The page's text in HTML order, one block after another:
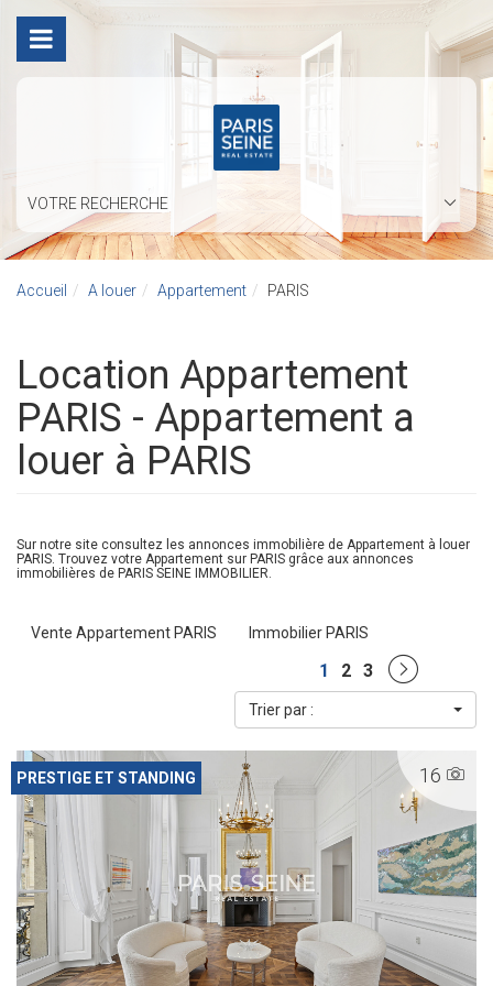
VOTRE RECHERCHE
Accueil A louer Appartement PARIS
Location Appartement
PARIS - Appartement a
louer à PARIS
Sur notre site consultez les annonces immobilière de Appartement à louer
PARIS. Trouvez votre Appartement sur PARIS grâce aux annonces
immobilières de PARIS SEINE IMMOBILIER.
Vente Appartement PARIS Immobilier PARIS
1 2 3
Trier par :
16
PRESTIGE ET STANDING